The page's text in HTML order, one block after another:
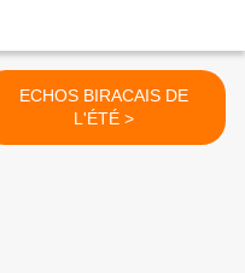
ECHOS BIRACAIS DE
L'ÉTÉ >